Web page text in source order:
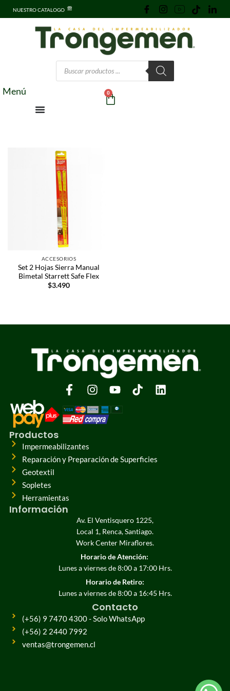
NUESTRO CATALOGO
Menú 0
ACCESORIOS
Set 2 Hojas Sierra Manual
Bimetal Starrett Safe Flex
$3.490
Información
Av. El Ventisquero 1225,
Local 1, Renca, Santiago.
Work Center Miraflores.
Horario de Atención:
Lunes a viernes de 8:00 a 17:00 Hrs.
Horario de Retiro:
Lunes a viernes de 8:00 a 16:45 Hrs.
Productos
Impermeabilizantes
Reparación y Preparación de Superficies
Geotextil
Sopletes
Herramientas
Contacto
(+56) 9 7470 4300 - Solo WhatsApp
(+56) 2 2440 7992
ventas@trongemen.cl